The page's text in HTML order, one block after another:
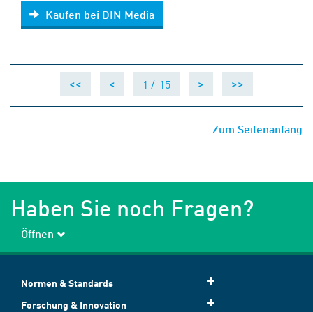
Kaufen bei DIN Media
Kaufen bei DIN Media
<< < 1 / 15 > >>
Zum Seitenanfang
Haben Sie noch Fragen?
Öffnen
Normen & Standards
Forschung & Innovation